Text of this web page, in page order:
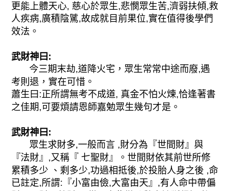
更能上體天心, 慈心於眾生,悲憫眾生苦,濟弱扶傾,救
人疾病,廣積陰騭,故成就目前果位,實在值得後學們
效法。
武財神曰:
今三期末劫,道降火宅，眾生常常中途而廢,遇
考則退，實在可惜。
蕭生曰:正所謂無考不成道, 真金不怕火煉,恰逢著書
之佳期,可要煩請恩師嘉勉眾生幾句才是。
武財神曰:
眾生求財多,一般而言 ,財分為『世間財』與
『法財』,又稱『 七聖財』。世間財依其前世所修
累積多少 、剩多少,功過相抵後,於投胎人身之後 ,命
已註定,所謂:『小富由儉,大富由天』,有人命中帶偏